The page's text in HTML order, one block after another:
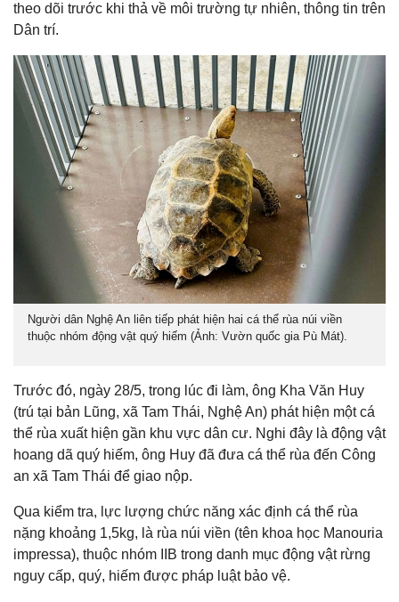
theo dõi trước khi thả về môi trường tự nhiên, thông tin trên
Dân trí.
Người dân Nghệ An liên tiếp phát hiện hai cá thể rùa núi viền
thuộc nhóm động vật quý hiếm (Ảnh: Vườn quốc gia Pù Mát).
Trước đó, ngày 28/5, trong lúc đi làm, ông Kha Văn Huy
(trú tại bản Lũng, xã Tam Thái, Nghệ An) phát hiện một cá
thể rùa xuất hiện gần khu vực dân cư. Nghi đây là động vật
hoang dã quý hiếm, ông Huy đã đưa cá thể rùa đến Công
an xã Tam Thái để giao nộp.
Qua kiểm tra, lực lượng chức năng xác định cá thể rùa
nặng khoảng 1,5kg, là rùa núi viền (tên khoa học Manouria
impressa), thuộc nhóm IIB trong danh mục động vật rừng
nguy cấp, quý, hiếm được pháp luật bảo vệ.